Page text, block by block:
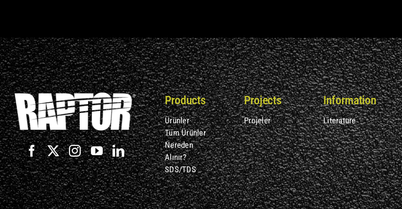
Products
Ürünler
Tüm Ürünler
Nereden
Alınır?
SDS/TDS
Projects
Projeler
Information
Literature